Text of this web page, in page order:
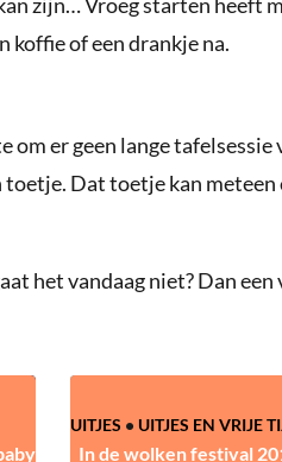
koffie of een drankje na.
er geen lange tafelsessie
Dat toetje kan meteen
het vandaag niet? Dan een
UITJES •UITJES EN VRIJE
In de wolken festival